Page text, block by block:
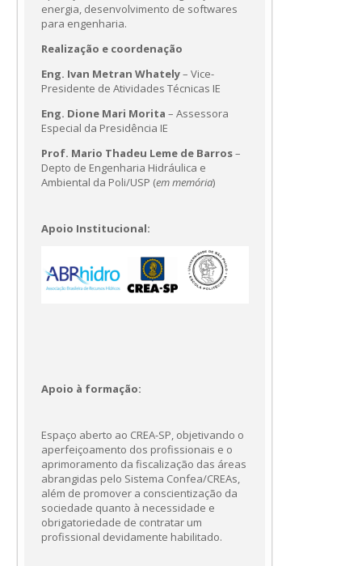
energia, desenvolvimento de softwares
para engenharia.
Realização e coordenação
Eng. Ivan Metran Whately– Vice-
Presidente de Atividades Técnicas IE
Eng. Dione Mari Morita – Assessora
Especial da Presidência IE
Prof. Mario Thadeu Leme de Barros–
Depto de Engenharia Hidráulica e
Ambiental da Poli/USP (em memória)
Apoio Institucional:
Apoio à formação:
Espaço aberto ao CREA-SP, objetivando o
aperfeiçoamento dos profissionais e o
aprimoramento da fiscalização das áreas
abrangidas pelo Sistema Confea/CREAs,
além de promover a conscientização da
sociedade quanto à necessidade e
obrigatoriedade de contratar um
profissional devidamente habilitado.